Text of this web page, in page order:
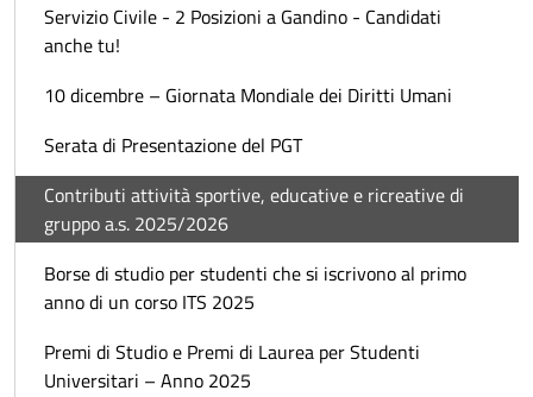
Servizio Civile - 2 Posizioni a Gandino - Candidati
anche tu!
10 dicembre – Giornata Mondiale dei Diritti Umani
Serata di Presentazione del PGT
Contributi attività sportive, educative e ricreative di
gruppo a.s. 2025/2026
Borse di studio per studenti che si iscrivono al primo
anno di un corso ITS 2025
Premi di Studio e Premi di Laurea per Studenti
Universitari – Anno 2025